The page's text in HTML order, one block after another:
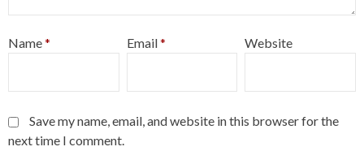
Name* Email* Website
Save my name, email, and website in this browser for the
next time I comment.